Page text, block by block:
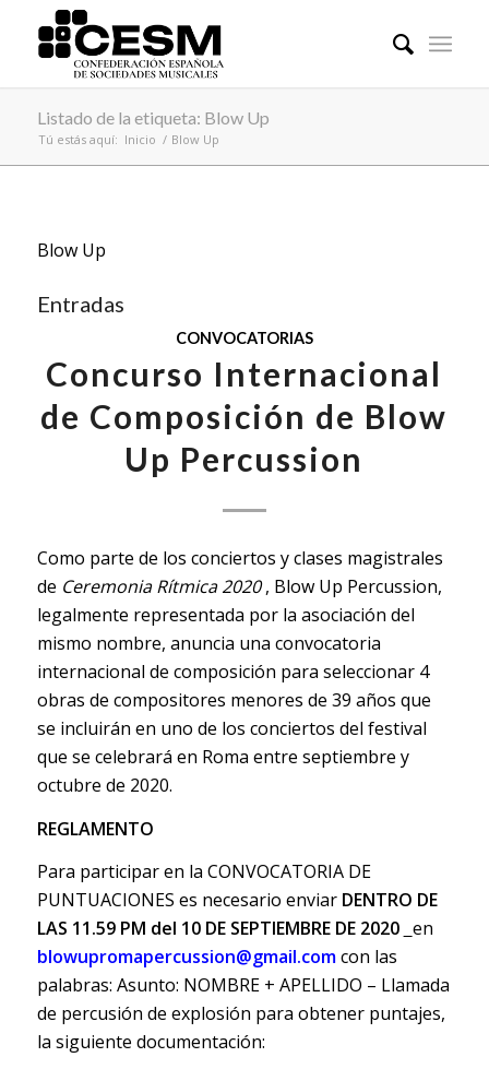
Listado de la etiqueta: Blow Up
Tú estás aquí: Inicio / Blow Up
Blow Up
Entradas
CONVOCATORIAS
Concurso Internacional
de Composición de Blow
Up Percussion
Como parte de los conciertos y clases magistrales
de Ceremonia Rítmica 2020, Blow Up Percussion,
legalmente representada por la asociación del
mismo nombre, anuncia una convocatoria
internacional de composición para seleccionar 4
obras de compositores menores de 39 años que
se incluirán en uno de los conciertos del festival
que se celebrará en Roma entre septiembre y
octubre de 2020.
REGLAMENTO
Para participar en la CONVOCATORIA DE
PUNTUACIONES es necesario enviar DENTRO DE
LAS 11.59 PM del 10 DE SEPTIEMBRE DE 2020 en
blowupromapercussion@gmail.comcon las
palabras: Asunto: NOMBRE + APELLIDO – Llamada
de percusión de explosión para obtener puntajes,
la siguiente documentación: